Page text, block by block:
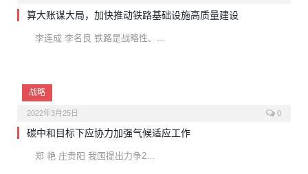
算大账谋大局，加快推动铁路基础设施高质量建设
李连成 李名良 铁路是战略性、…
战略
2022年3月25日 0
碳中和目标下应协力加强气候适应工作
郑 艳 庄贵阳 我国提出力争2…